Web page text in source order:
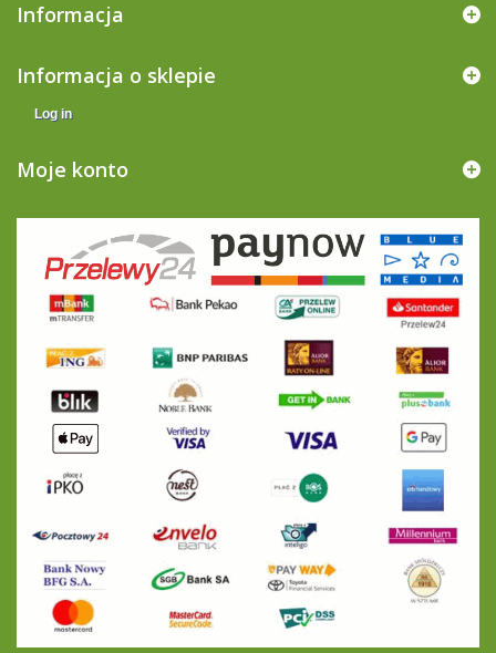
Informacja
Informacja o sklepie
Log in
Moje konto